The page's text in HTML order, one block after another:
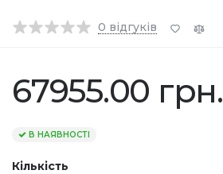
0 відгуків
67955.00 грн.
В НАЯВНОСТІ
Кількість